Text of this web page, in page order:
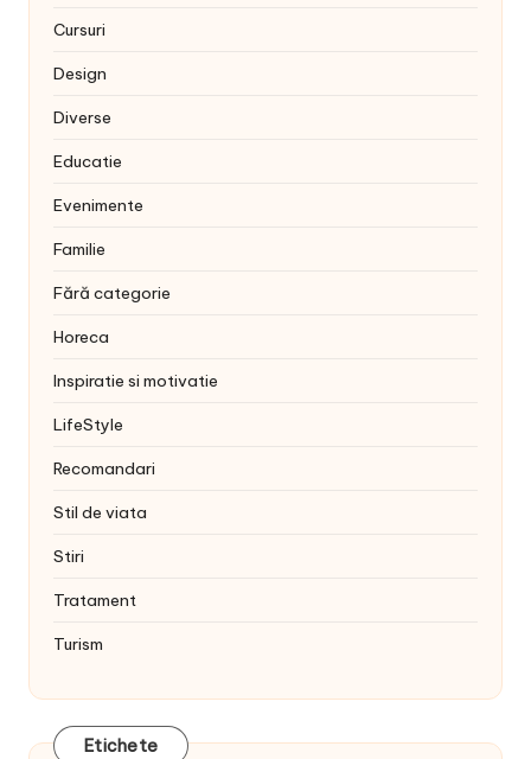
Cursuri
Design
Diverse
Educatie
Evenimente
Familie
Fără categorie
Horeca
Inspiratie si motivatie
LifeStyle
Recomandari
Stil de viata
Stiri
Tratament
Turism
Etichete